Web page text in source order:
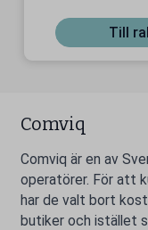
Comviq
Comviq är en av
operatörer. För att
har de valt bort
butiker och istället
Till